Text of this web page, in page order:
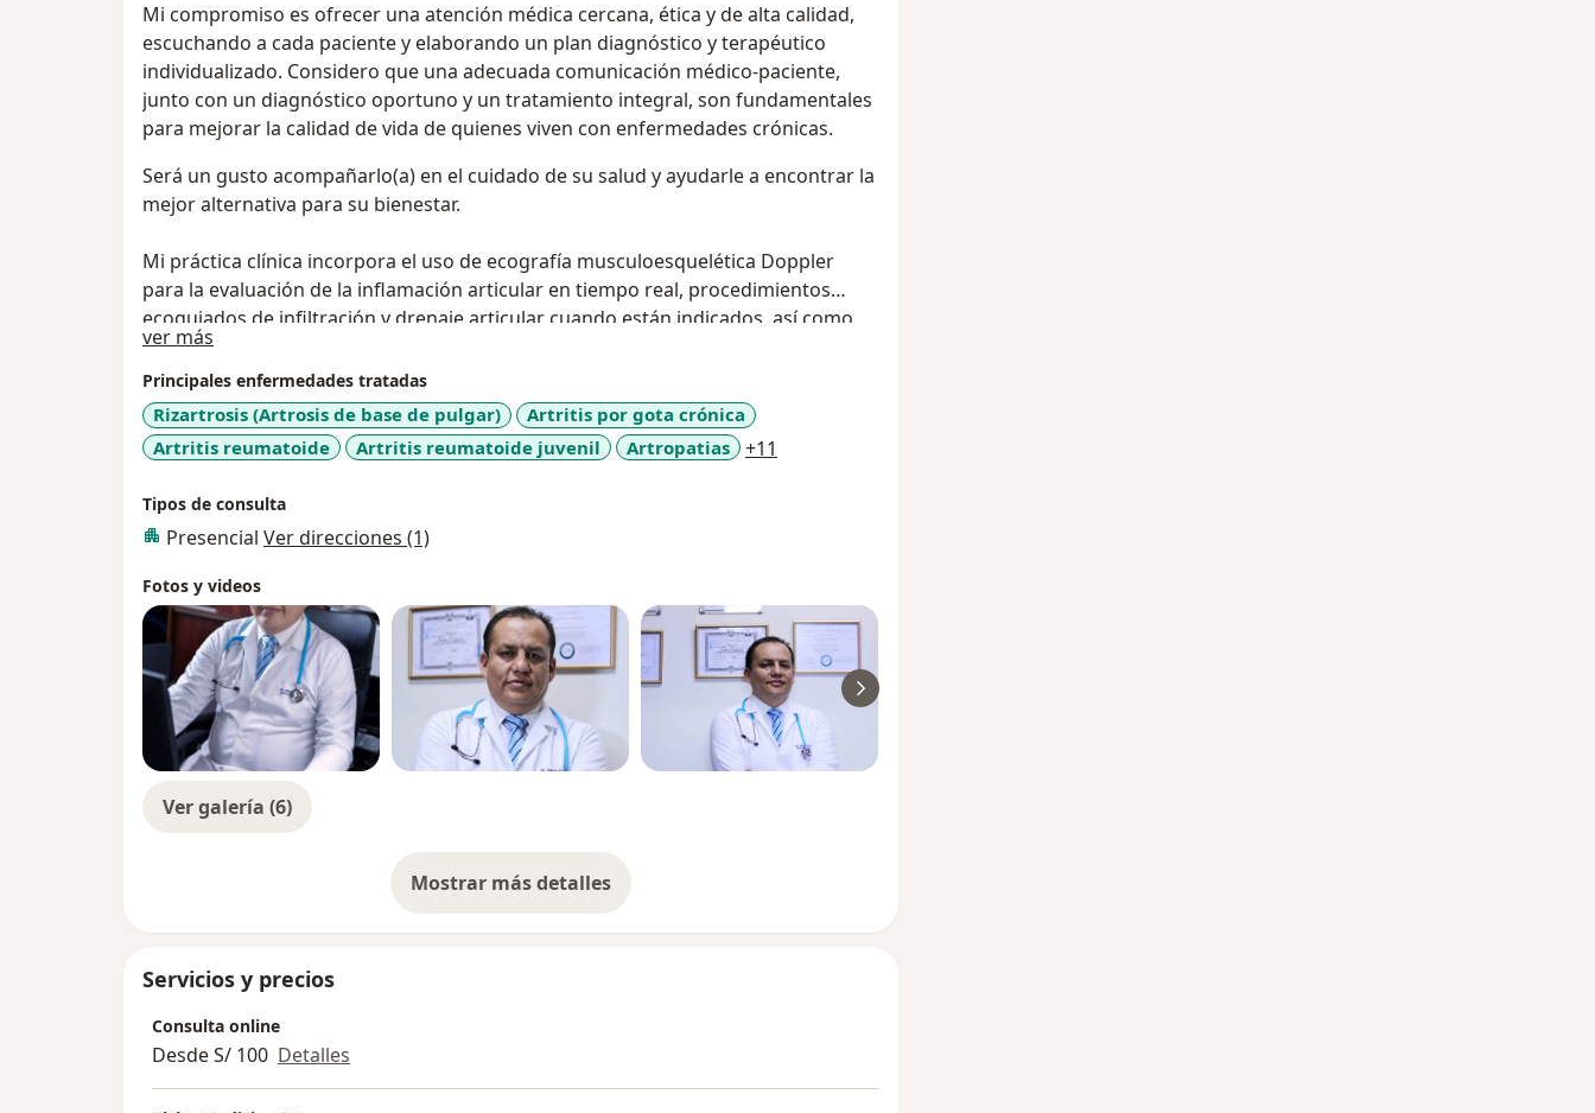
Mi compromiso es ofrecer una atención médica cercana, ética y de alta calidad,
escuchando a cada paciente y elaborando un plan diagnóstico y terapéutico
individualizado. Considero que una adecuada comunicación médico-paciente,
junto con un diagnóstico oportuno y un tratamiento integral, son fundamentales
para mejorar la calidad de vida de quienes viven con enfermedades crónicas.
Será un gusto acompañarlo(a) en el cuidado de su salud y ayudarle a encontrar la
mejor alternativa para su bienestar.
Mi práctica clínica incorpora el uso de ecografía musculoesquelética Doppler
para la evaluación de la inflamación articular en tiempo real, procedimientos
ecoguiados de infiltración y drenaje articular cuando están indicados, así como
un enfoque multidisciplinario con medicina interna, rehabilitación y seguimiento
personalizado. Mi objetivo es lograr diagnósticos más precisos, tratamientos
oportunos y mejores resultados para cada paciente.
ver más
Principales enfermedades tratadas
Rizartrosis (Artrosis de base de pulgar)
Artritis por gota crónica
Artritis reumatoide
Artritis reumatoide juvenil Artropatias +11
Tipos de consulta
Presencial Ver direcciones (1)
Fotos y videos
Ver galería (6)
Mostrar más detalles
sobre la experiencia
Servicios y precios
Consulta online
Desde S/ 100 Detalles